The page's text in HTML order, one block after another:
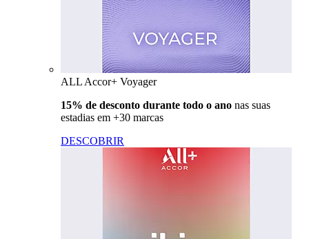
ALL Accor+ Voyager
15% de desconto durante todo o ano nas suas
estadias em +30 marcas
DESCOBRIR